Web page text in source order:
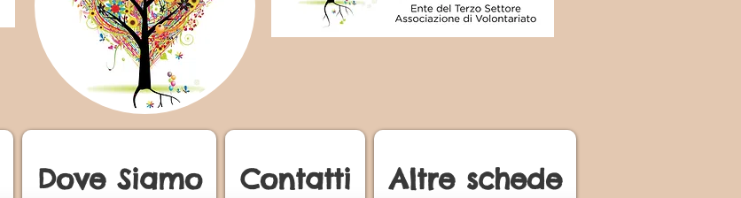
Dove Siamo Contatti Altre schede